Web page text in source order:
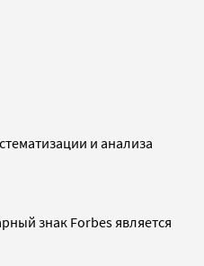
и анализа
знак Forbes является